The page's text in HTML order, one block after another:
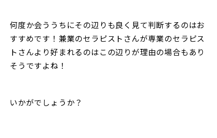
何度か会ううちにその辺りも良く見て判断するのはお
すすめです！兼業のセラピストさんが専業のセラピス
トさんより好まれるのはこの辺りが理由の場合もあり
そうですよね！
いかがでしょうか？